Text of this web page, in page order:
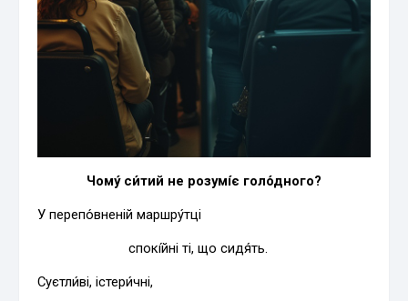
Чому́ си́тий не розумі́є голо́дного?
У перепо́вненій маршру́тці
спокі́йні ті, що сидя́ть.
Суєтли́ві, істери́чні,